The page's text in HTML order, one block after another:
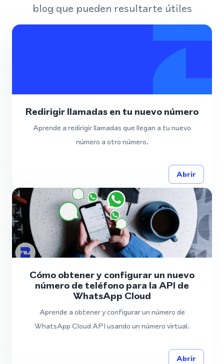
blog que pueden resultarte útiles
Redirigir llamadas en tu nuevo número
Aprende a redirigir llamadas que llegan a tu nuevo
número a otro número.
Abrir
Cómo obtener y configurar un nuevo
número de teléfono para la API de
WhatsApp Cloud
Aprende a obtener y configurar un número de
WhatsApp Cloud API usando un número virtual.
Abrir